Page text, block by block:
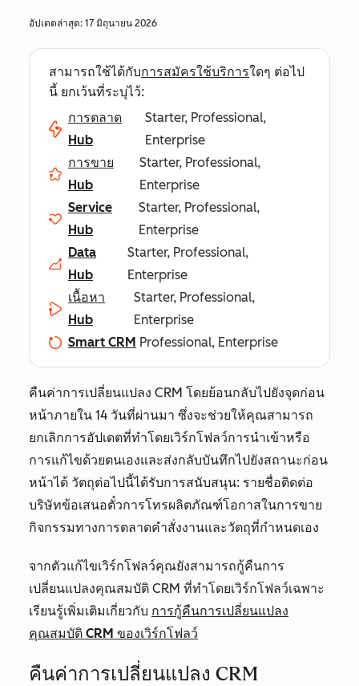
อัปเดตล่าสุด: 17 มิถุนายน 2026
สามารถใช้ได้กับการสมัครใช้บริการใดๆ ต่อไป
นี้ ยกเว้นที่ระบุไว้:
การตลาด
Hub
Starter, Professional,
Enterprise
การขาย
Hub
Starter, Professional,
Enterprise
Service
Hub
Starter, Professional,
Enterprise
Data
Hub
Starter, Professional,
Enterprise
เนื้อหา
Hub
Starter, Professional,
Enterprise
Smart CRM Professional, Enterprise
คืนค่าการเปลี่ยนแปลง CRM โดยย้อนกลับไปยังจุดก่อน
หน้าภายใน 14 วันที่ผ่านมา ซึ่งจะช่วยให้คุณสามารถ
ยกเลิกการอัปเดตที่ทำโดยเวิร์กโฟลว์การนำเข้าหรือ
การแก้ไขด้วยตนเองและส่งกลับบันทึกไปยังสถานะก่อน
หน้าได้ วัตถุต่อไปนี้ได้รับการสนับสนุน: รายชื่อติดต่อ
บริษัทข้อเสนอตั๋วการโทรผลิตภัณฑ์โอกาสในการขาย
กิจกรรมทางการตลาดคำสั่งงานและวัตถุที่กำหนดเอง
จากตัวแก้ไขเวิร์กโฟลว์คุณยังสามารถกู้คืนการ
เปลี่ยนแปลงคุณสมบัติ CRM ที่ทำโดยเวิร์กโฟลว์เฉพาะ
เรียนรู้เพิ่มเติมเกี่ยวกับ การกู้คืนการเปลี่ยนแปลง
คุณสมบัติ CRM ของเวิร์กโฟลว์
คืนค่าการเปลี่ยนแปลง CRM